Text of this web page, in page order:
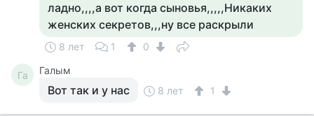
ладно,,,,а вот когда сыновья,,,,,Никаких
женских секретов,,,ну все раскрыли
8 лет 1 0
Га Галым
Вот так и у нас 8 лет 1